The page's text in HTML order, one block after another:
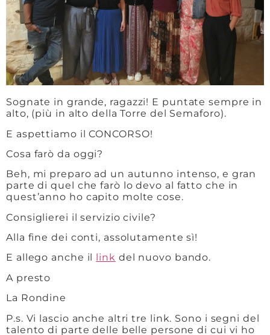
Sognate in grande, ragazzi! E puntate sempre in
alto, (più in alto della Torre del Semaforo).
E aspettiamo il CONCORSO!
Cosa farò da oggi?
Beh, mi preparo ad un autunno intenso, e gran
parte di quel che farò lo devo al fatto che in
quest’anno ho capito molte cose.
Consiglierei il servizio civile?
Alla fine dei conti, assolutamente sì!
E allego anche il
link del nuovo bando.
A presto
La Rondine
P.s. Vi lascio anche altri tre link. Sono i segni del
talento di parte delle belle persone di cui vi ho